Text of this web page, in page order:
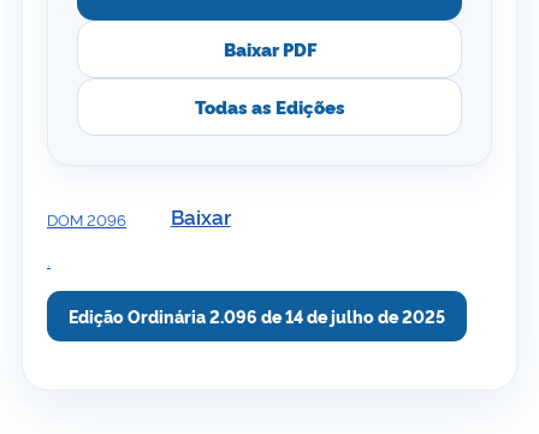
Baixar PDF
Todas as Edições
DOM 2096 Baixar
Edição Ordinária 2.096 de 14 de julho de 2025